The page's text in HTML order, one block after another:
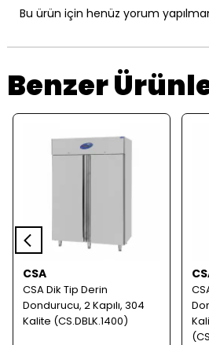
Bu ürün için henüz yorum
Benzer
CSA
CSA Dik Tip Derin
Dondurucu, 2 Kapılı, 304
Kalite (CS.DBLK.1400)